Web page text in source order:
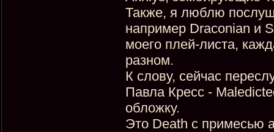
Также, я люблю
например Draconian и
моего плей-листа,
разном.
К слову, сейчас
Павла Кресс -
обложку.
Это Death с примесью